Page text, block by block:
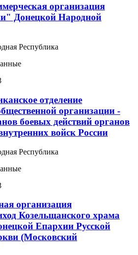
организация
Донецкой Народной
Республика
отделение
организации -
боевых действий органов
войск России
Республика
организация
Козельщанского храма
Епархии Русской
(Московский